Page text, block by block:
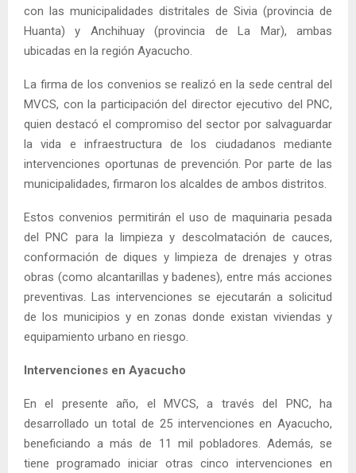
con las municipalidades distritales de Sivia (provincia de
Huanta) y Anchihuay (provincia de La Mar), ambas
ubicadas en la región Ayacucho.
La firma de los convenios se realizó en la sede central del
MVCS, con la participación del director ejecutivo del PNC,
quien destacó el compromiso del sector por salvaguardar
la vida e infraestructura de los ciudadanos mediante
intervenciones oportunas de prevención. Por parte de las
municipalidades, firmaron los alcaldes de ambos distritos.
Estos convenios permitirán el uso de maquinaria pesada
del PNC para la limpieza y descolmatación de cauces,
conformación de diques y limpieza de drenajes y otras
obras (como alcantarillas y badenes), entre más acciones
preventivas. Las intervenciones se ejecutarán a solicitud
de los municipios y en zonas donde existan viviendas y
equipamiento urbano en riesgo.
Intervenciones en Ayacucho
En el presente año, el MVCS, a través del PNC, ha
desarrollado un total de 25 intervenciones en Ayacucho,
beneficiando a más de 11 mil pobladores. Además, se
tiene programado iniciar otras cinco intervenciones en